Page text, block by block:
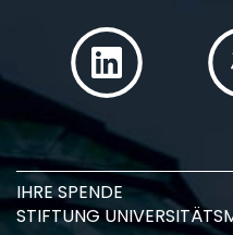
IHRE SPENDE
STIFTUNG